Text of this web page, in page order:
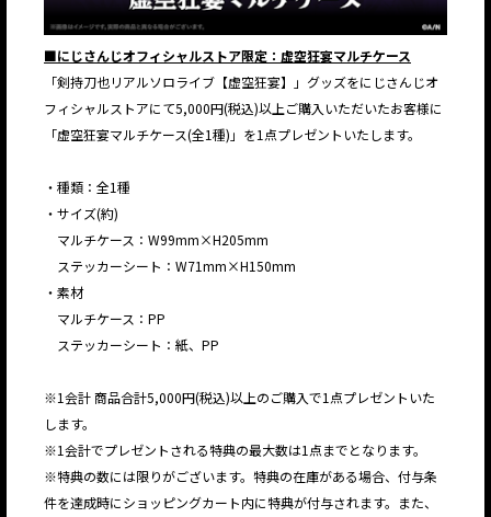
■にじさんじオフィシャルストア限定：虚空狂宴マルチケース
「剣持刀也リアルソロライブ【虚空狂宴】」グッズをにじさんじオ
フィシャルストアにて5,000円(税込)以上ご購入いただいたお客様に
「虚空狂宴マルチケース(全1種)」を1点プレゼントいたします。
・種類：全1種
・サイズ(約)
マルチケース：W99mm×H205mm
ステッカーシート：W71mm×H150mm
・素材
マルチケース：PP
ステッカーシート：紙、PP
※1会計 商品合計5,000円(税込)以上のご購入で1点プレゼントいた
します。
※1会計でプレゼントされる特典の最大数は1点までとなります。
※特典の数には限りがございます。特典の在庫がある場合、付与条
件を達成時にショッピングカート内に特典が付与されます。また、